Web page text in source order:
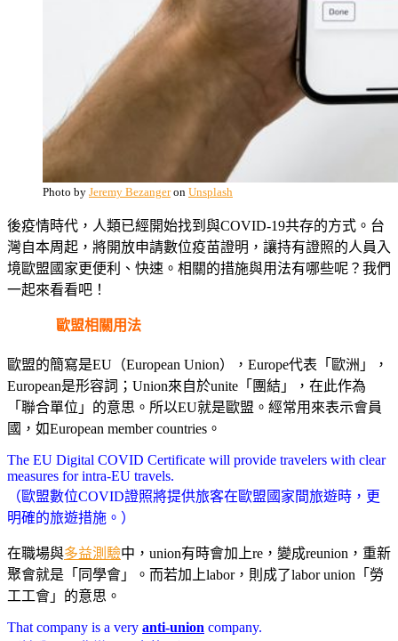
Photo by Jeremy Bezangeron Unsplash
後疫情時代，人類已經開始找到與COVID-19共存的方式。台
灣自本周起，將開放申請數位疫苗證明，讓持有證照的人員入
境歐盟國家更便利、快速。相關的措施與用法有哪些呢？我們
一起來看看吧！
歐盟相關用法
歐盟的簡寫是EU（European Union），Europe代表「歐洲」，
European是形容詞；Union來自於unite「團結」，在此作為
「聯合單位」的意思。所以EU就是歐盟。經常用來表示會員
國，如European member countries。
The EU Digital COVID Certificate will provide travelers with clear
measures for intra-EU travels.
（歐盟數位COVID證照將提供旅客在歐盟國家間旅遊時，更
明確的旅遊措施。）
在職場與多益測驗中，union有時會加上re，變成reunion，重新
聚會就是「同學會」。而若加上labor，則成了labor union「勞
工工會」的意思。
That company is a very anti-union company.